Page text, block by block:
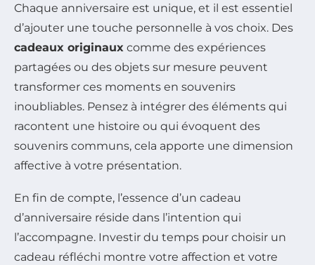
Chaque anniversaire est unique, et il est essentiel
d’ajouter une touche personnelle à vos choix. Des
cadeaux originaux comme des expériences
partagées ou des objets sur mesure peuvent
transformer ces moments en souvenirs
inoubliables. Pensez à intégrer des éléments qui
racontent une histoire ou qui évoquent des
souvenirs communs, cela apporte une dimension
affective à votre présentation.
En fin de compte, l’essence d’un cadeau
d’anniversaire réside dans l’intention qui
l’accompagne. Investir du temps pour choisir un
cadeau réfléchi montre votre affection et votre